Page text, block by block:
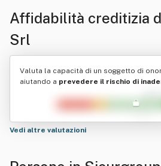
Affidabilità creditizia
Srl
Valuta la capacità di un soggetto di
aiutando a prevedere il rischio di
Vedi altre valutazioni